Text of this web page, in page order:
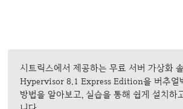
시트릭스에서 제공하는 무료 서버 가상화
Hypervisor 8.1 Express Edition을 버추얼
방법을 알아보고, 실습을 통해 쉽게 설치하